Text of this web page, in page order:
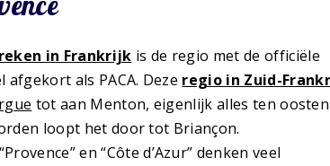
in Frankrijk is de regio met de officiële
afgekort als PACA. Deze regio in Zuid-
tot aan Menton, eigenlijk alles ten
loopt het door tot Briançon.
en “Côte d’Azur” denken veel